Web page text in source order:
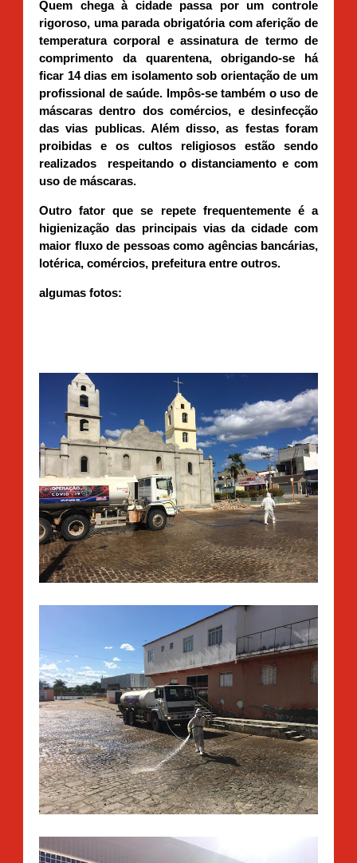
Quem chega à cidade passa por um controle
rigoroso, uma parada obrigatória com aferição de
temperatura corporal e assinatura de termo de
comprimento da quarentena, obrigando-se há
ficar 14 dias em isolamento sob orientação de um
profissional de saúde. Impôs-se também o uso de
máscaras dentro dos comércios, e desinfecção
das vias publicas. Além disso, as festas foram
proibidas e os cultos religiosos estão sendo
realizados respeitando o distanciamento e com
uso de máscaras.
Outro fator que se repete frequentemente é a
higienização das principais vias da cidade com
maior fluxo de pessoas como agências bancárias,
lotérica, comércios, prefeitura entre outros.
algumas fotos: